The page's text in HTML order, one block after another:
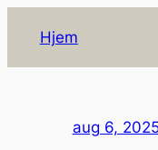
indhold
Hjem
aug 6,